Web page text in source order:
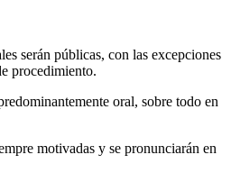
serán públicas, con las excepciones
procedimiento.
oral, sobre todo en
motivadas y se pronunciarán en